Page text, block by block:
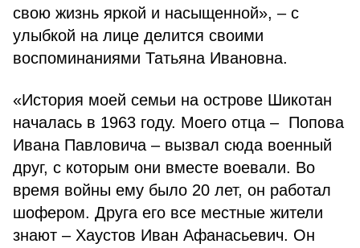
свою жизнь яркой и насыщенной», – с
улыбкой на лице делится своими
воспоминаниями Татьяна Ивановна.
«История моей семьи на острове Шикотан
началась в 1963 году. Моего отца – Попова
Ивана Павловича – вызвал сюда военный
друг, с которым они вместе воевали. Во
время войны ему было 20 лет, он работал
шофером. Друга его все местные жители
знают – Хаустов Иван Афанасьевич. Он